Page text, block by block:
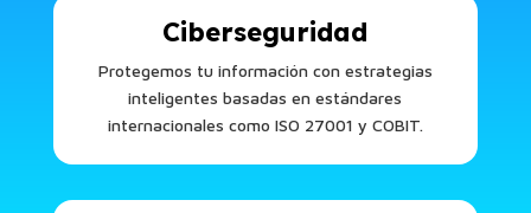
Ciberseguridad
Protegemos tu información con estrategias
inteligentes basadas en estándares
internacionales como ISO 27001 y COBIT.